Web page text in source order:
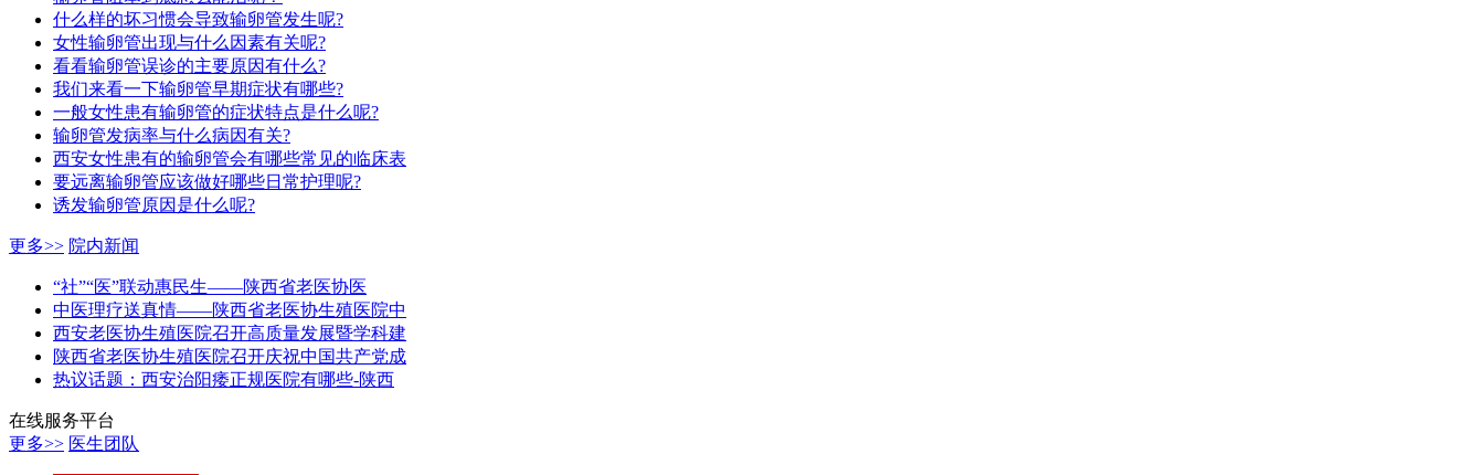
什么样的坏习惯会导致输卵管发生呢?
女性输卵管出现与什么因素有关呢?
看看输卵管误诊的主要原因有什么?
我们来看一下输卵管早期症状有哪些?
一般女性患有输卵管的症状特点是什么呢?
输卵管发病率与什么病因有关?
西安女性患有的输卵管会有哪些常见的临床表
要远离输卵管应该做好哪些日常护理呢?
诱发输卵管原因是什么呢?
更多>> 院内新闻
“社”“医”联动惠民生——陕西省老医协医
中医理疗送真情——陕西省老医协生殖医院中
西安老医协生殖医院召开高质量发展暨学科建
陕西省老医协生殖医院召开庆祝中国共产党成
热议话题：西安治阳痿正规医院有哪些-陕西
在线服务平台
更多>> 医生团队